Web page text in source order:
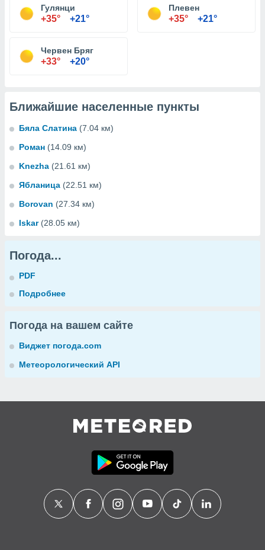
Гулянци
+35° +21°
Плевен
+35° +21°
Червен Бряг
+33° +20°
Ближайшие населенные пункты
Бяла Слатина (7.04 км)
Роман (14.09 км)
Knezha (21.61 км)
Ябланица (22.51 км)
Borovan (27.34 км)
Iskar (28.05 км)
Погода...
PDF
Подробнее
Погода на вашем сайте
Виджет погода.com
Метеорологический API